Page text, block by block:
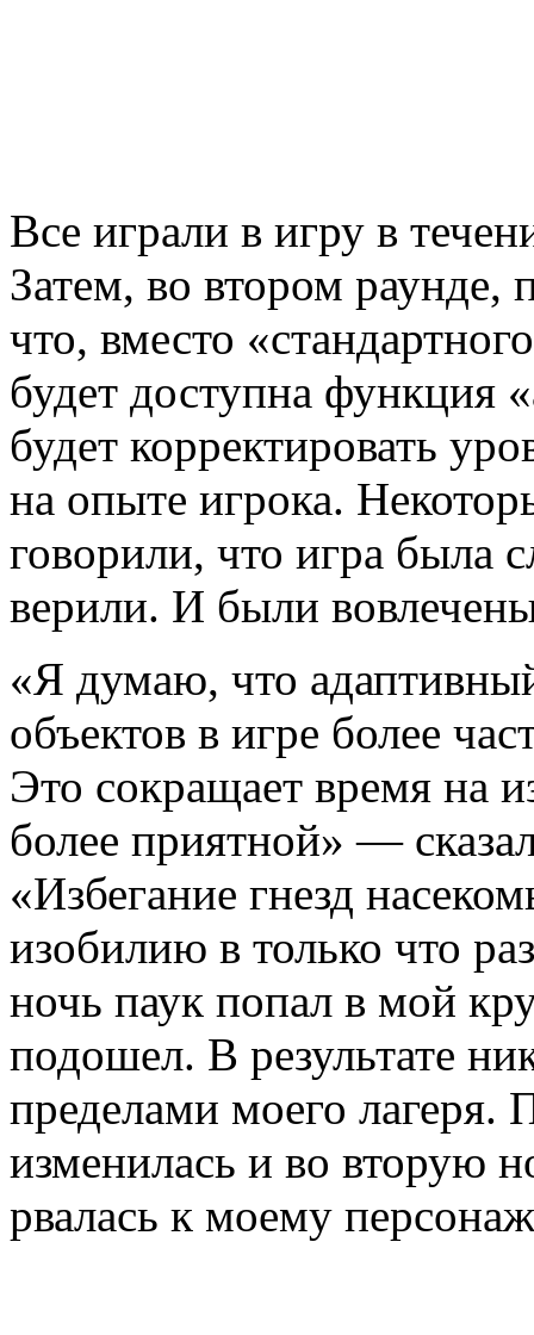
Все играли в игру в
Затем, во втором раунде,
что, вместо
будет доступна функция
будет корректировать
на опыте игрока.
говорили, что игра была
верили. И были
«Я думаю, что
объектов в игре более
Это сокращает время на
более приятной» —
«Избегание гнезд
изобилию в только что
ночь паук попал в мой
подошел. В результате
пределами моего лагеря.
изменилась и во вторую
рвалась к моему